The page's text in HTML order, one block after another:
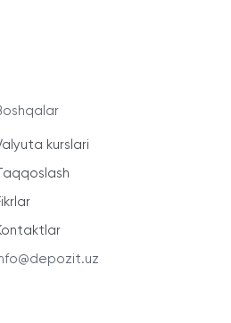
kurslari